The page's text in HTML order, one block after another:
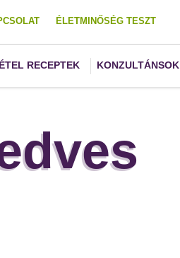
ÉLETMINŐSÉG TESZT
ÉTEL RECEPTEK KONZULTÁNSOK